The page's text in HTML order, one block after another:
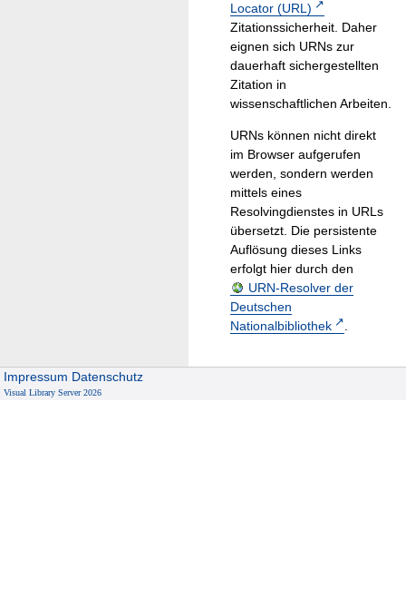
Locator (URL)
Zitationssicherheit. Daher
eignen sich URNs zur
dauerhaft sichergestellten
Zitation in
wissenschaftlichen Arbeiten.
URNs können nicht direkt
im Browser aufgerufen
werden, sondern werden
mittels eines
Resolvingdienstes in URLs
übersetzt. Die persistente
Auflösung dieses Links
erfolgt hier durch den
URN-Resolver der
Deutschen
Nationalbibliothek
.
Impressum Datenschutz
Visual Library Server 2026